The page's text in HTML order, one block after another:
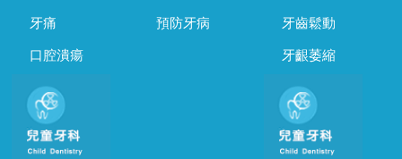
牙痛
口腔潰瘍
預防牙病 牙齒鬆動
牙齦萎縮